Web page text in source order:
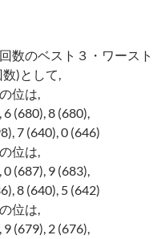
数のベスト３・ワース
)として,
位は,
(680), 8 (680),
7 (640), 0 (646)
位は,
(687), 9 (683),
8 (640), 5 (642)
位は,
(679), 2 (676),